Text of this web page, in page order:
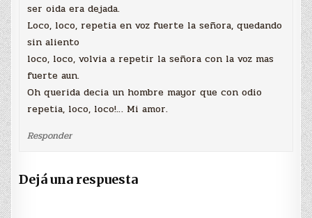
ser oida era dejada.
Loco, loco, repetia en voz fuerte la señora, quedando
sin aliento
loco, loco, volvia a repetir la señora con la voz mas
fuerte aun.
Oh querida decia un hombre mayor que con odio
repetia, loco, loco!… Mi amor.
Responder
Dejá una respuesta